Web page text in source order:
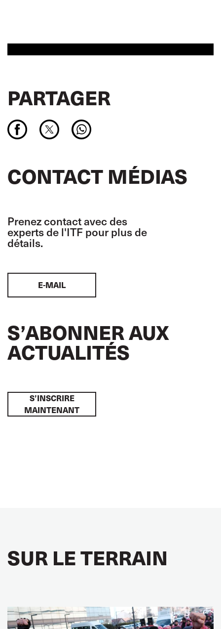
PARTAGER
CONTACT MÉDIAS
Prenez contact avec des
experts de l'ITF pour plus de
détails.
E-MAIL
S’ABONNER AUX
ACTUALITÉS
S’INSCRIRE
MAINTENANT
SUR LE TERRAIN